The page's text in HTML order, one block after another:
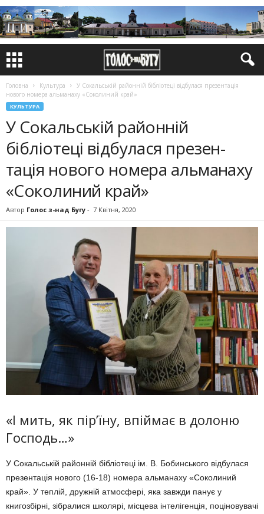
Головна Культура
У Сокальській районній бібліотеці відбулася презен­тація
нового номера альма­наху «Соколиний край»
КУЛЬТУРА
У Сокальській районній
бібліотеці відбулася презен­
тація нового номера альма­наху
«Соколиний край»
Автор Голос з-над Бугу - 7 Квітня, 2020
«І мить, як пір’їну, впіймає в долоню
Господь…»
У Сокальській районній бібліотеці ім. В. Бобинського відбулася
презен­тація нового (16-18) номера альма­наху «Соколиний
край». У теплій, дружній атмосфері, яка завжди панує у
книгозбірні, зібралися школярі, місцева інте­лігенція, поціновувачі